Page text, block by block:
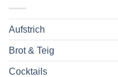
Aufstrich
Brot & Teig
Cocktails